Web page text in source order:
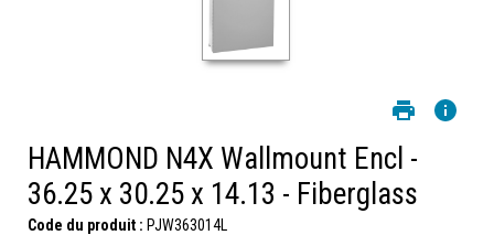
HAMMOND N4X Wallmount Encl -
36.25 x 30.25 x 14.13 - Fiberglass
Code du produit : PJW363014L